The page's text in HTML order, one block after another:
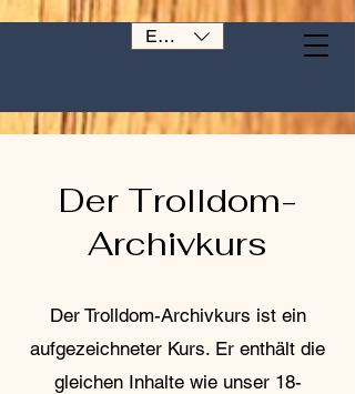
EUR (€)
Der Trolldom-
Archivkurs
Der Trolldom-Archivkurs ist ein
aufgezeichneter Kurs. Er enthält die
gleichen Inhalte wie unser 18-